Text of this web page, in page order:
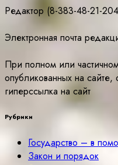
Редактор (8-383-48-21-
Электронная почта
При полном или
опубликованных на сайте,
гиперссылка на сайт
Рубрики
Государство – в
Закон и порядок